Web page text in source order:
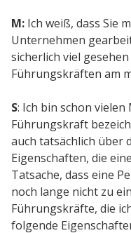
Kontakt
M: Ich weiß, dass Sie
Unternehmen
sicherlich viel
Führungskräften am
S: Ich bin schon vielen
Führungskraft
auch tatsächlich über
Eigenschaften, die
Tatsache, dass eine
noch lange nicht zu
Führungskräfte, die
folgende